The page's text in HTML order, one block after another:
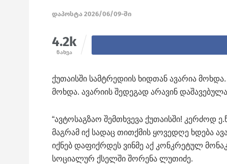
დაპოსტა 2026/06/09-ში
4.2k
ნახვა
ქუთაისში სამტრედიის ხიდთან ავარია
მოხდა. ავარიის შედეგად არავინ
“ავტოსაგზაო შემთხვევა ქუთაისში!
მაგრამ იქ სადაც თითქმის ყოვედღე ხდება
იქნებ დაფიქრდეს ვინმე აქ კონკრეტულ
სოციალურ ქსელში შორენა ლუთიძე.